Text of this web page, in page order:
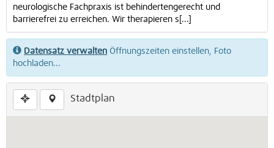
neurologische Fachpraxis ist behindertengerecht und
barrierefrei zu erreichen. Wir therapieren s[...]
Datensatz verwalten Öffnungszeiten einstellen, Foto
hochladen...
Stadtplan